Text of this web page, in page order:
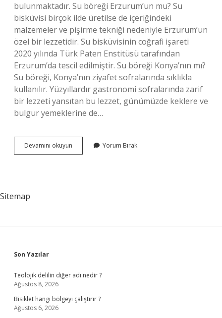
bulunmaktadır. Su böreği Erzurum’un mu? Su
bisküvisi birçok ilde üretilse de içeriğindeki
malzemeler ve pişirme tekniği nedeniyle Erzurum’un
özel bir lezzetidir. Su bisküvisinin coğrafi işareti
2020 yılında Türk Paten Enstitüsü tarafından
Erzurum’da tescil edilmiştir. Su böreği Konya’nın mı?
Su böreği, Konya’nın ziyafet sofralarında sıklıkla
kullanılır. Yüzyıllardır gastronomi sofralarında zarif
bir lezzeti yansıtan bu lezzet, günümüzde keklere ve
bulgur yemeklerine de…
Devamını okuyun
Böreği
Yorum Bırak
Sitemap
Sidebar
Son Yazılar
Teolojik delilin diğer adı nedir ?
Ağustos 8, 2026
Bisiklet hangi bölgeyi çalıştırır ?
Ağustos 6, 2026